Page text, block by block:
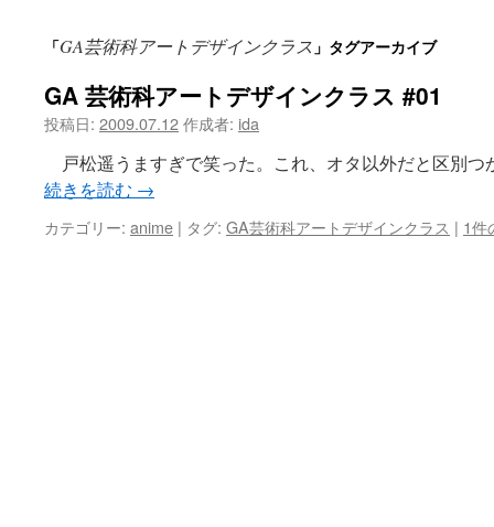
ツ
へ
「GA芸術科アートデザインクラス 」タグアーカイブ
GA 芸術科アートデザインクラス #01
投稿日: 2009.07.12作成者: ida
戸松遥うますぎで笑った。これ、オタ以外だと区別
続きを読む →
カテゴリー: anime | タグ: GA芸術科アートデザインクラス | 1件